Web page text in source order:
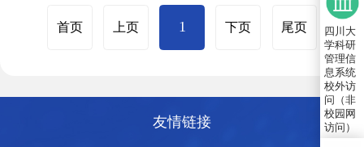
首页 上页 1 下页 尾页
友情链接
四川大
学科研
管理信
息系统
校外访
问（非
校园网
访问）